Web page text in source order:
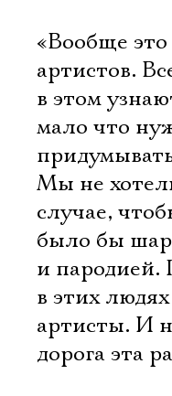
«Вообще это
артистов.
в этом
мало что
Мы не
случае,
было бы
и пародией.
в этих
артисты. И
дорога эта